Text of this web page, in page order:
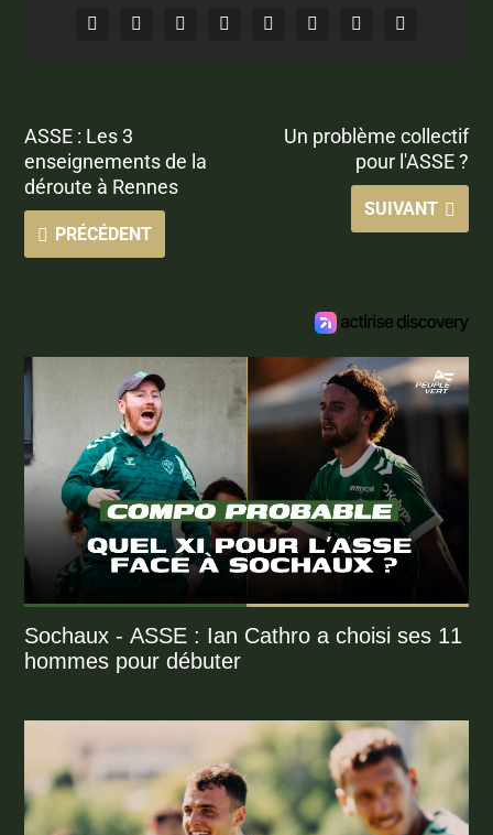
ASSE : Les 3
enseignements de la
déroute à Rennes
PRÉCÉDENT
Un problème collectif
pour l'ASSE ?
SUIVANT
Sochaux - ASSE : Ian Cathro a choisi ses 11
hommes pour débuter